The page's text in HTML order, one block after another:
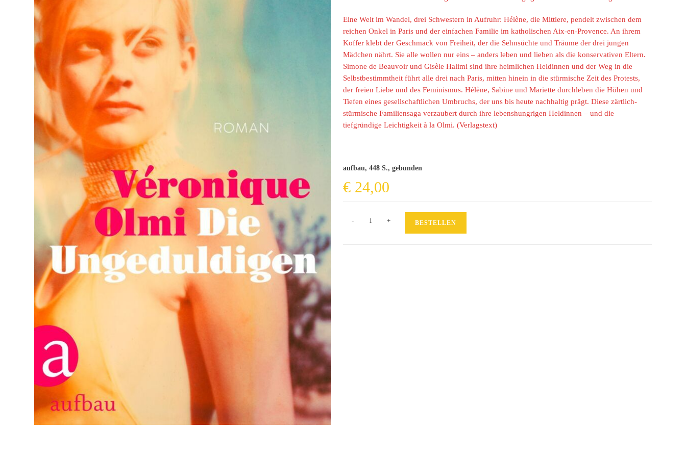
Eine Welt im Wandel, drei Schwestern in Aufruhr: Hélène, die Mittlere, pendelt zwischen dem
reichen Onkel in Paris und der einfachen Familie im katholischen Aix-en-Provence. An ihrem
Koffer klebt der Geschmack von Freiheit, der die Sehnsüchte und Träume der drei jungen
Mädchen nährt. Sie alle wollen nur eins – anders leben und lieben als die konservativen Eltern.
Simone de Beauvoir und Gisèle Halimi sind ihre heimlichen Heldinnen und der Weg in die
Selbstbestimmtheit führt alle drei nach Paris, mitten hinein in die stürmische Zeit des Protests,
der freien Liebe und des Feminismus. Hélène, Sabine und Mariette durchleben die Höhen und
Tiefen eines gesellschaftlichen Umbruchs, der uns bis heute nachhaltig prägt. Diese zärtlich-
stürmische Familiensaga verzaubert durch ihre lebenshungrigen Heldinnen – und die
tiefgründige Leichtigkeit à la Olmi. (Verlagstext)
aufbau, 448 S., gebunden
€ 24,00
- + BESTELLEN